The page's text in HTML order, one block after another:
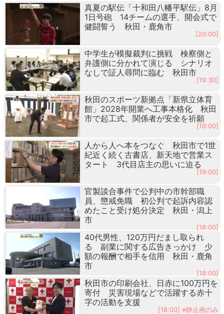
真夏の駅伝「十和田八幡平駅伝」8月
1日号砲 14チームの選手、開会式で
健闘誓う 秋田・鹿角市
[20:00]
中学生が模擬裁判に挑戦 検察側と
弁護側に分かれて演じる シナリオ
なしで証人尋問に臨む 秋田市
[19:30]
秋田のスポーツ新拠点「新県立体育
館」2028年開業へ工事本格化 秋田
市で起工式、関係者が安全を祈願
[19:00]
人から人へ本をつなぐ 秋田市で1世
紀近く続く古書店、新天地で営業ス
タート 3代目店主の思いに迫る
[19:00]
官製談合事件で公判中の市幹部職
員、懲戒免職 初公判で起訴内容認
めたこと受け処分決定 秋田・潟上
市
[18:00]
40代男性、120万円だまし取られ
る 副業に関する広告きっかけ 少
額の報酬で相手を信用 秋田・鹿角
市
[18:00]
秋田市の印刷会社、日赤に100万円を
寄付 災害現場などで活躍する赤十
字の活動を支援
[18:00] ※静止画のみ